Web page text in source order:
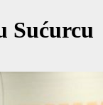
Sućurcu